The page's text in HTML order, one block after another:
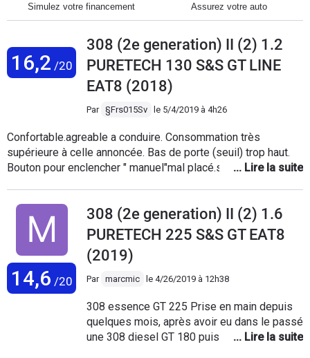
clim (2fois) pris en garantie - Embrayage + volant moteur à
honte vu les problèmes antérieur du véhicule - Plusieurs
defauts eléctroniques par la suite (connecteurs défaillants) -
Voyant anti pollution allumé... - Bruits parasites, vibrations de
la coque intérieur du retro, sifflements de la clim...
Heureusement que j'ai une extension et que je ne paie pas la
temps au garages C'est dommage il y avait du potentiel,
aprés avoir eut une 307, la 308 sera ma dernière peugeot.
Même sur les nouveaux 3008, on retrouve les mêmes
interieur qui vibre, plastique mal ajusté, breff c'est honteux
de retrouver les mêmes problèmes sur une voiture qui a 4
ans de plus et voir que rien n'a été fait !
Simulez votre financement Assurez votre auto
16,2 /20
308 (2e generation) II (2) 1.2
PURETECH 130 S&S GT LINE
EAT8 (2018)
Par §Frs015Sv le 5/4/2019 à 4h26
Confortable.agreable a conduire. Consommation très
supérieure à celle annoncée. Bas de porte (seuil) trop haut.
Bouton pour enclencher " manuel"mal placé.se déclenche lors
vitesse n'est pas prioritaire.
14,6 /20
308 (2e generation) II (2) 1.6
PURETECH 225 S&S GT EAT8
(2019)
Par marcmic le 4/26/2019 à 12h38
308 essence GT 225 Prise en main depuis
quelques mois, après avoir eu dans le passé
une 308 diesel GT 180 puis une 308 GTI